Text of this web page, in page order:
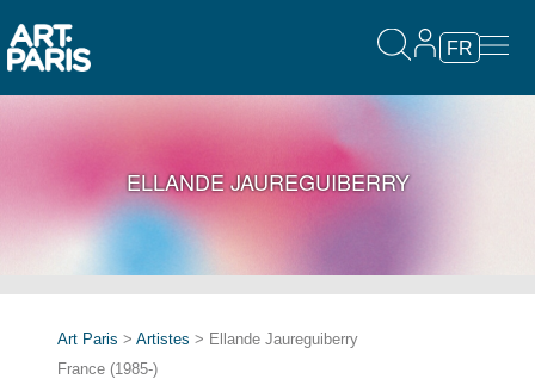
FR
ELLANDE JAUREGUIBERRY
Art Paris > Artistes > Ellande Jaureguiberry
France (1985-)